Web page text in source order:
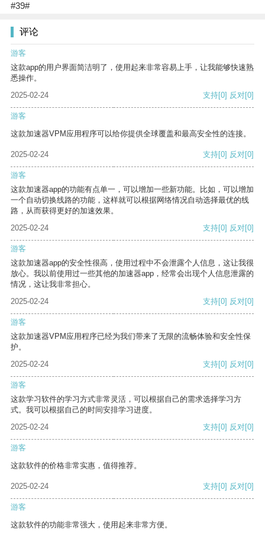
#39#
评论
游客
这款app的用户界面简洁明了，使用起来非常容易上手，让我能够快速熟
悉操作。
2025-02-24
支持[0] 反对[0]
游客
这款加速器VPM应用程序可以给你提供全球覆盖和最高安全性的连接。
2025-02-24 支持[0] 反对[0]
游客
这款加速器app的功能有点单一，可以增加一些新功能。比如，可以增加
一个自动切换线路的功能，这样就可以根据网络情况自动选择最优的线
路，从而获得更好的加速效果。
2025-02-24
支持[0] 反对[0]
游客
这款加速器app的安全性很高，使用过程中不会泄露个人信息，这让我很
放心。我以前使用过一些其他的加速器app，经常会出现个人信息泄露的
情况，这让我非常担心。
2025-02-24
支持[0] 反对[0]
游客
这款加速器VPM应用程序已经为我们带来了无限的流畅体验和安全性保
护。
2025-02-24
支持[0] 反对[0]
游客
这款学习软件的学习方式非常灵活，可以根据自己的需求选择学习方
式。我可以根据自己的时间安排学习进度。
2025-02-24
支持[0] 反对[0]
游客
这款软件的价格非常实惠，值得推荐。
2025-02-24 支持[0] 反对[0]
游客
这款软件的功能非常强大，使用起来非常方便。